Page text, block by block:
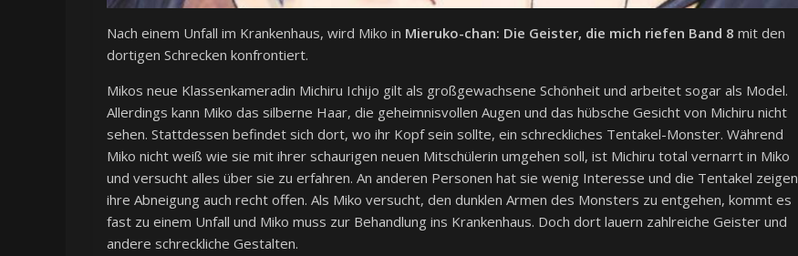
Nach einem Unfall im Krankenhaus, wird Miko in Mieruko-chan: Die Geister, die mich riefen Band 8 mit den
dortigen Schrecken konfrontiert.
Mikos neue Klassenkameradin Michiru Ichijo gilt als großgewachsene Schönheit und arbeitet sogar als Model.
Allerdings kann Miko das silberne Haar, die geheimnisvollen Augen und das hübsche Gesicht von Michiru nicht
sehen. Stattdessen befindet sich dort, wo ihr Kopf sein sollte, ein schreckliches Tentakel-Monster. Während
Miko nicht weiß wie sie mit ihrer schaurigen neuen Mitschülerin umgehen soll, ist Michiru total vernarrt in Miko
und versucht alles über sie zu erfahren. An anderen Personen hat sie wenig Interesse und die Tentakel zeigen
ihre Abneigung auch recht offen. Als Miko versucht, den dunklen Armen des Monsters zu entgehen, kommt es
fast zu einem Unfall und Miko muss zur Behandlung ins Krankenhaus. Doch dort lauern zahlreiche Geister und
andere schreckliche Gestalten.